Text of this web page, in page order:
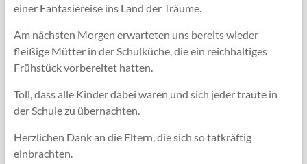
einer Fantasiereise ins Land der Träume.
Am nächsten Morgen erwarteten uns bereits wieder
fleißige Mütter in der Schulküche, die ein reichhaltiges
Frühstück vorbereitet hatten.
Toll, dass alle Kinder dabei waren und sich jeder traute in
der Schule zu übernachten.
Herzlichen Dank an die Eltern, die sich so tatkräftig
einbrachten.